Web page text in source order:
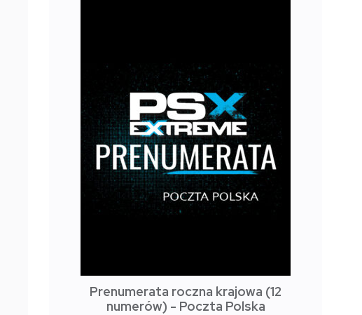
Prenumerata roczna krajowa (12
numerów) - Poczta Polska